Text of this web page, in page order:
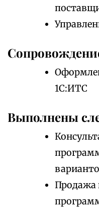
1С:ИТС
Выполнены
Продажа